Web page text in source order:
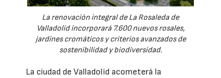
La renovación integral de La Rosaleda de
Valladolid incorporará 7.600 nuevos rosales,
jardines cromáticos y criterios avanzados de
sostenibilidad y biodiversidad.
La ciudad de Valladolid acometerá la